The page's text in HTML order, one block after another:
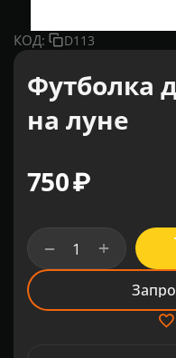
КОД: D113
Футболка
на луне
‍750‍₽
+
−